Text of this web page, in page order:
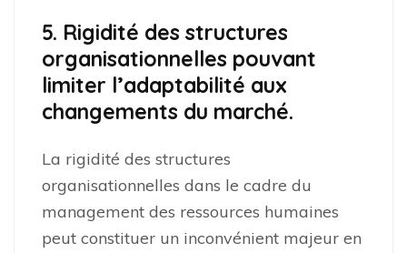
5. Rigidité des structures
organisationnelles pouvant
limiter l’adaptabilité aux
changements du marché.
La rigidité des structures
organisationnelles dans le cadre du
management des ressources humaines
peut constituer un inconvénient majeur en